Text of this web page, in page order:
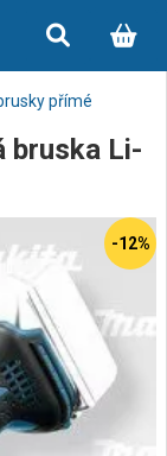
přímé
bruska Li-
-12%